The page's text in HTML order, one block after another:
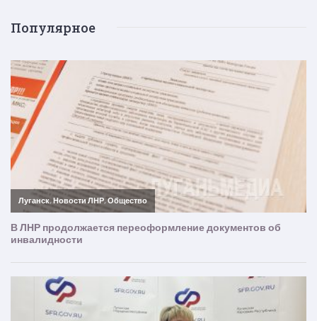
Популярное